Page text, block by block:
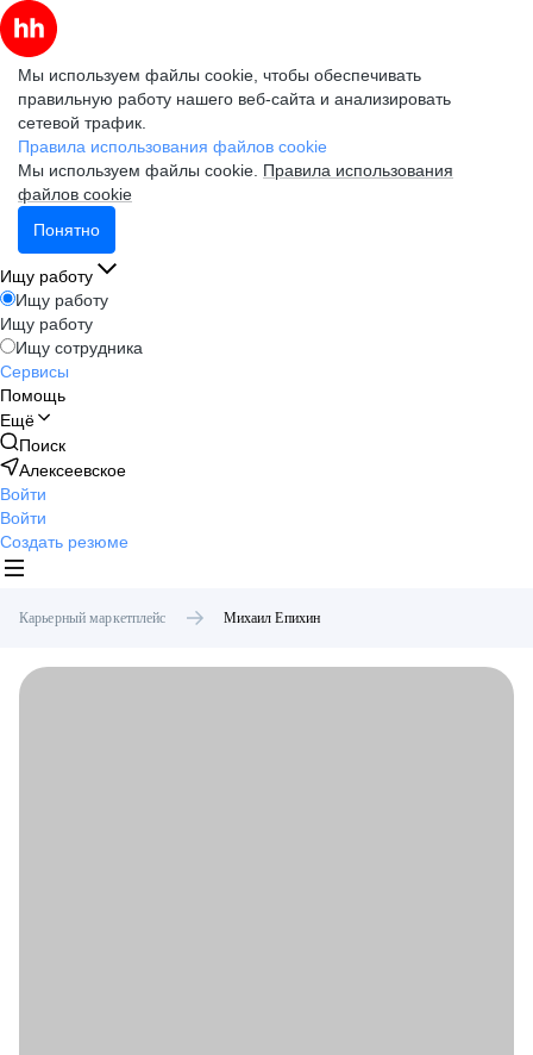
Мы используем файлы cookie, чтобы обеспечивать
правильную работу нашего веб-сайта и анализировать
сетевой трафик.
Правила использования файлов cookie
Мы используем файлы cookie. Правила использования
файлов cookie
Понятно
Ищу работу
Ищу работу
Ищу работу
Ищу сотрудника
Сервисы
Помощь
Ещё
Поиск
Алексеевское
Войти
Войти
Создать резюме
Карьерный маркетплейс Михаил Епихин